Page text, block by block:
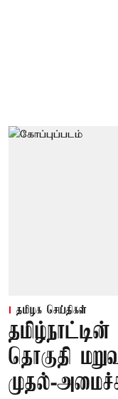
தமிழக செய்திகள்
தமிழ்நாட்டின்
தொகுதி
முதல்-